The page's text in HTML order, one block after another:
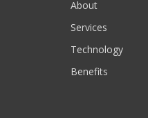
About
Services
Technology
Benefits